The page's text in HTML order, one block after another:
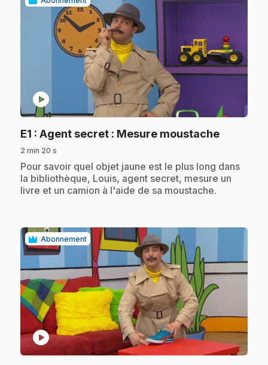
play_circle
E1 : Agent secret : Mesure moustache.
2 min 20 s
.Pour savoir quel objet jaune est le plus long dans
la bibliothèque, Louis, agent secret, mesure un
livre et un camion à l'aide de sa moustache.
Abonnement
play_circle